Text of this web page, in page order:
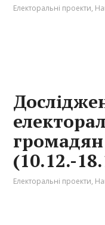
Електоральні проекти,
(10.12.-
Електоральні проекти,